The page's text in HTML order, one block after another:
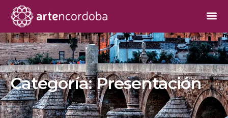
Categoría:Presentación